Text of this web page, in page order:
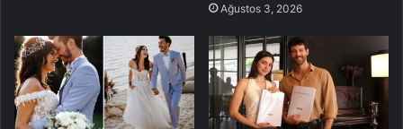
Ağustos 3, 2026